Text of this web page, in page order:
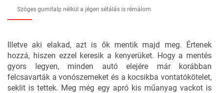
Szöges gumitalp nélkül a jégen sétálás is rémálom
Illetve aki elakad, azt is ők mentik majd meg. Értenek
hozzá, hiszen ezzel keresik a kenyerüket. Hogy a mentés
gyors legyen, minden autó elejére már korábban
felcsavarták a vonószemeket és a kocsikba vontatókötelet,
seklit is tettek. Meg még egy apró kis műanyag vackot is